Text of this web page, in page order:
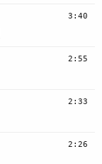
3:40
2:55
2:33
2:26